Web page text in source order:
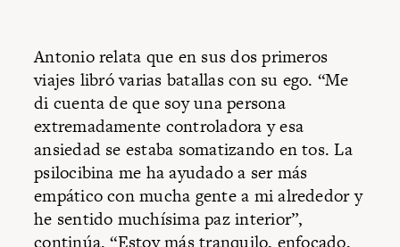
Antonio relata que en sus dos primeros
viajes libró varias batallas con su ego. “Me
di cuenta de que soy una persona
extremadamente controladora y esa
ansiedad se estaba somatizando en tos. La
psilocibina me ha ayudado a ser más
empático con mucha gente a mi alrededor y
he sentido muchísima paz interior”,